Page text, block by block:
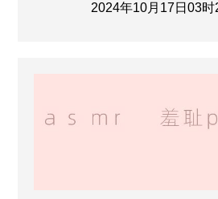
2024年10月17日03